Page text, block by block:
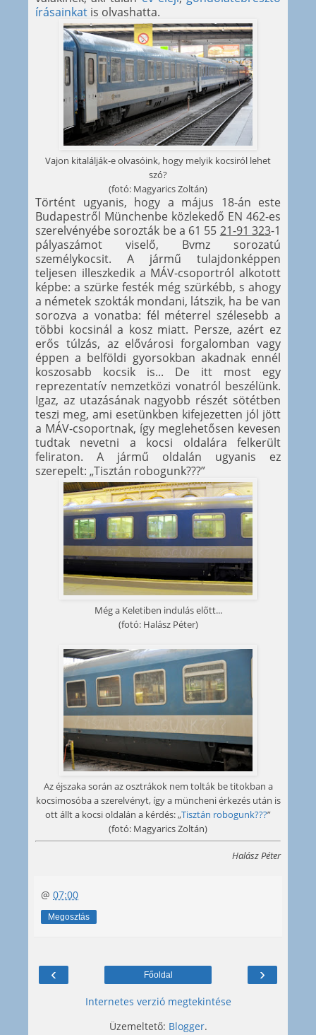
írásainkat is olvashatta.
Vajon kitalálják-e olvasóink, hogy melyik kocsiról lehet
szó?
(fotó: Magyarics Zoltán)
Történt ugyanis, hogy a május 18-án este
Budapestről Münchenbe közlekedő EN 462-es
szerelvényébe sorozták be a 61 55 21-91 323-1
pályaszámot viselő, Bvmz sorozatú
személykocsit. A jármű tulajdonképpen
teljesen illeszkedik a MÁV-csoportról alkotott
képbe: a szürke festék még szürkébb, s ahogy
a németek szokták mondani, látszik, ha be van
sorozva a vonatba: fél méterrel szélesebb a
többi kocsinál a kosz miatt. Persze, azért ez
erős túlzás, az elővárosi forgalomban vagy
éppen a belföldi gyorsokban akadnak ennél
koszosabb kocsik is... De itt most egy
reprezentatív nemzetközi vonatról beszélünk.
Igaz, az utazásának nagyobb részét sötétben
teszi meg, ami esetünkben kifejezetten jól jött
a MÁV-csoportnak, így meglehetősen kevesen
tudtak nevetni a kocsi oldalára felkerült
feliraton. A jármű oldalán ugyanis ez
szerepelt: „Tisztán robogunk???”
Még a Keletiben indulás előtt...
(fotó: Halász Péter)
Az éjszaka során az osztrákok nem tolták be titokban a
kocsimosóba a szerelvényt, így a müncheni érkezés után is
ott állt a kocsi oldalán a kérdés: „Tisztán robogunk???”
(fotó: Magyarics Zoltán)
Halász Péter
@ 07:00
Megosztás
‹ ›
Főoldal
Internetes verzió megtekintése
Üzemeltető: Blogger.